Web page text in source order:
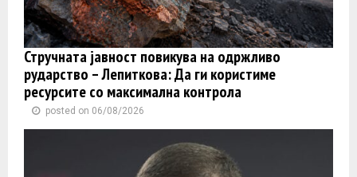
Стручната јавност повикува на одржливо
рударство – Лепиткова: Да ги користиме
ресурсите со максимална контрола
posted on 06/08/2026